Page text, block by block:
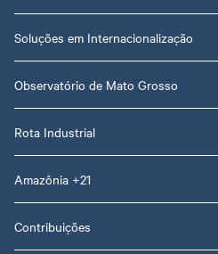
Soluções em Internacionalização
Observatório de Mato Grosso
Rota Industrial
Amazônia +21
Contribuições